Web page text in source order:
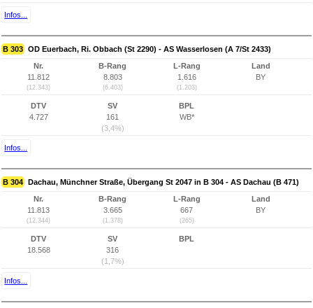
Infos...
B 303 OD Euerbach, Ri. Obbach (St 2290) - AS Wasserlosen (A 7/St 2433)
Nr.
11.812
(12.343)
B-Rang
8.803
(6.403)
L-Rang
1.616
(1.203)
Land
BY
DTV
4.727
SV
161
(3,4%)
BPL
WB*
Infos...
B 304 Dachau, Münchner Straße, Übergang St 2047 in B 304 - AS Dachau (B 471)
Nr.
11.813
(12.344)
B-Rang
3.665
(1.378)
L-Rang
667
(265)
Land
BY
DTV
18.568
SV
316
(1,7%)
BPL
Infos...